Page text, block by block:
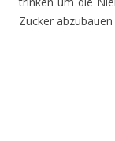
Zucker